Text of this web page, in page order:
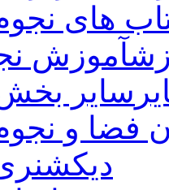
های
آموزش
سایر
فضا و